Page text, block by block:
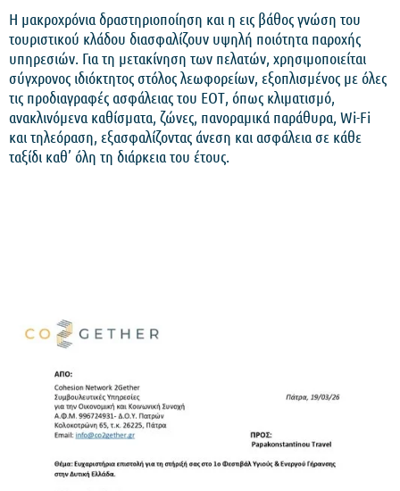
Η μακροχρόνια δραστηριοποίηση και η εις βάθος γνώση του
τουριστικού κλάδου διασφαλίζουν υψηλή ποιότητα παροχής
υπηρεσιών. Για τη μετακίνηση των πελατών, χρησιμοποιείται
σύγχρονος ιδιόκτητος στόλος λεωφορείων, εξοπλισμένος με όλες
τις προδιαγραφές ασφάλειας του ΕΟΤ, όπως κλιματισμό,
ανακλινόμενα καθίσματα, ζώνες, πανοραμικά παράθυρα, Wi-Fi
και τηλεόραση, εξασφαλίζοντας άνεση και ασφάλεια σε κάθε
ταξίδι καθ’ όλη τη διάρκεια του έτους.